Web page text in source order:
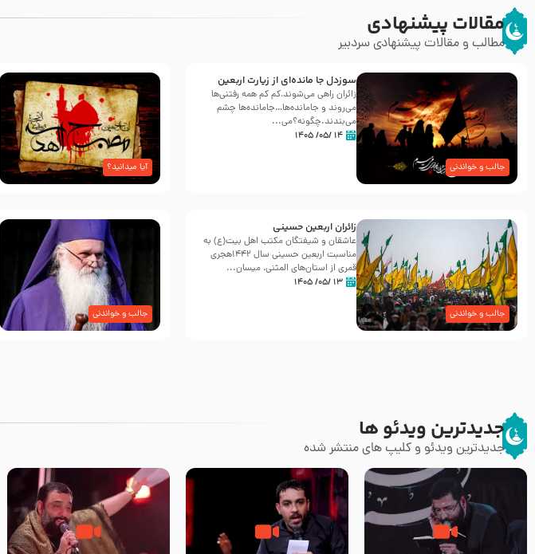
مقالات پیشنهادی
مطالب و مقالات پیشنهادی سردبیر
جالب و خواندنی
سوزدل جا مانده‌ای از زیارت اربعین
زائران راهی می‌شوند،کم‌ کم همه رفتنی‌ها
می‌روند و جامانده‌ها…جامانده‌ها چشم
می‌بندند.چگونه؟می‌...
۱۴ /۰۵/ ۱۴۰۵
آیا میدانید؟
جالب و خواندنی
زائران اربعین حسینی
عاشقان و شیفتگان مکتب اهل بیت(ع) به
مناسبت اربعین حسینی سال ۱۴۴۲هجری
قمری از استان‌های المثنی، میسان...
۱۳ /۰۵/ ۱۴۰۵
جالب و خواندنی
جدیدترین ویدئو ها
جدیدترین ویدئو و کلیپ های منتشر شده